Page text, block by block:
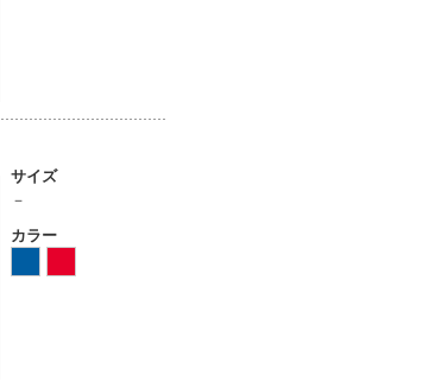
サイズ
－
カラー